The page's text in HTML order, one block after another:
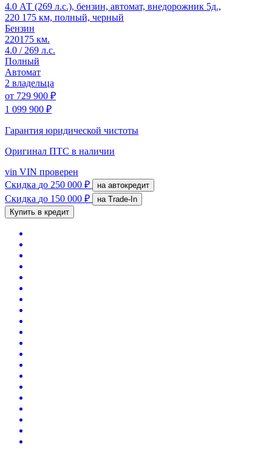
4.0 АТ (269 л.с.), бензин, автомат, внедорожник 5д.,
220 175 км, полный, черный
Бензин
220175 км.
4.0 / 269 л.с.
Полный
Автомат
2 владельца
от 729 900 ₽
1 099 900 ₽
Гарантия юридической чистоты
Оригинал ПТС в наличии
vin VIN проверен
Скидка до 250 000 ₽ на автокредит
Скидка до 150 000 ₽
на Trade-In
Купить в кредит